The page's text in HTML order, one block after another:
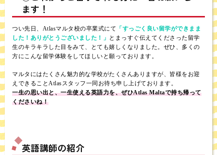
ます！
つい先日、Atlasマルタ校の卒業式にて 「すっごく良い留学ができまま
した！ありがとうございました！」 とまっすぐ伝えてくださった留学
生のキラキラした目をみて、とても嬉しくなりました。ぜひ、多くの
方にこんな留学体験をしてほしいと願っております。
マルタにはたくさん魅力的な学校がたくさんありますが、皆様をお迎
えできることAtlasスタッフ一同お待ち申し上げております。
一生の思い出と、一生使える英語力を、ぜひAtlas Maltaで持ち帰って
くださいね！
英語講師の紹介